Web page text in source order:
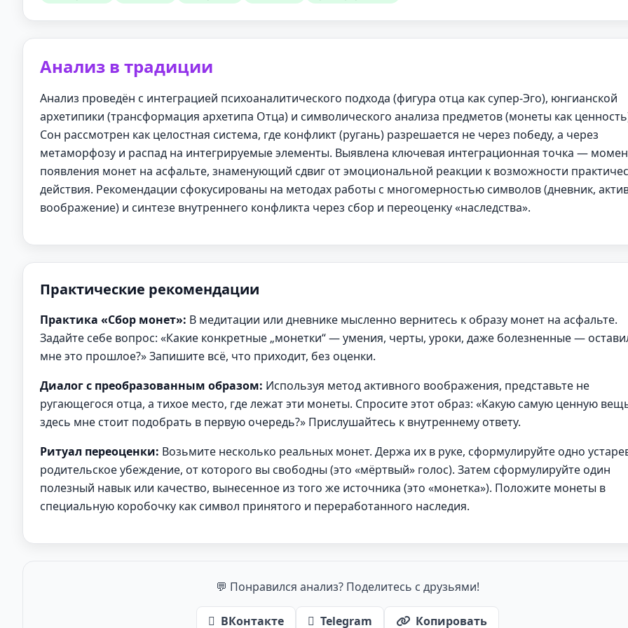
Анализ в традиции
Анализ проведён с интеграцией психоаналитического подхода (фигура отца как супер-Эго), юнгианской
архетипики (трансформация архетипа Отца) и символического анализа предметов (монеты как
Сон рассмотрен как целостная система, где конфликт (ругань) разрешается не через победу, а через
метаморфозу и распад на интегрируемые элементы. Выявлена ключевая интеграционная точка —
появления монет на асфальте, знаменующий сдвиг от эмоциональной реакции к возможности
действия. Рекомендации сфокусированы на методах работы с многомерностью символов (дневник,
воображение) и синтезе внутреннего конфликта через сбор и переоценку «наследства».
Практические рекомендации
Практика «Сбор монет»: В медитации или дневнике мысленно вернитесь к образу монет на асфальте.
Задайте себе вопрос: «Какие конкретные „монетки“ — умения, черты, уроки, даже болезненные —
мне это прошлое?» Запишите всё, что приходит, без оценки.
Диалог с преобразованным образом: Используя метод активного воображения, представьте не
ругающегося отца, а тихое место, где лежат эти монеты. Спросите этот образ: «Какую самую ценную
здесь мне стоит подобрать в первую очередь?» Прислушайтесь к внутреннему ответу.
Ритуал переоценки: Возьмите несколько реальных монет. Держа их в руке, сформулируйте одно
родительское убеждение, от которого вы свободны (это «мёртвый» голос). Затем сформулируйте один
полезный навык или качество, вынесенное из того же источника (это «монетка»). Положите монеты в
специальную коробочку как символ принятого и переработанного наследия.
💬 Понравился анализ? Поделитесь с друзьями!
ВКонтакте Telegram Копировать